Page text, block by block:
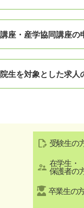
座・産学協同講座の
生を対象とした求人
受験生の
在学生・
保護者の
卒業生の